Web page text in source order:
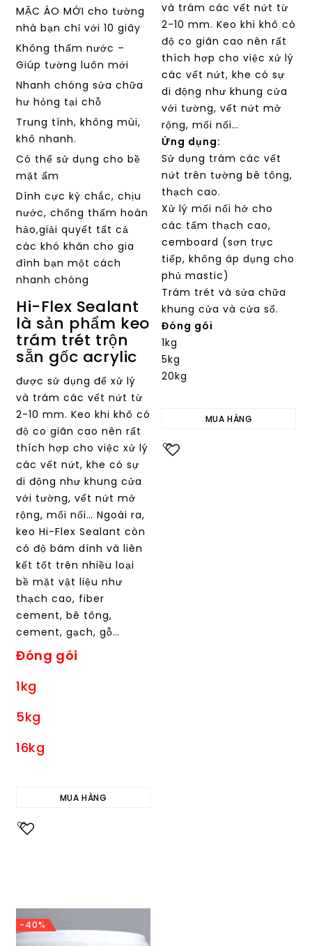
MẶC ÁO MỚI cho tường
nhà bạn chỉ với 10 giây
Không thấm nước –
Giúp tường luôn mới
Nhanh chóng sửa chữa
hư hỏng tại chỗ
Trung tính, không mùi,
khô nhanh.
Có thể sử dụng cho bề
mặt ẩm
Dính cực kỳ chắc, chịu
nước, chống thấm hoàn
hảo,giải quyết tất cả
các khó khăn cho gia
đình bạn một cách
nhanh chóng
Hi-Flex Sealant
là sản phẩm keo
trám trét trộn
sẵn gốc acrylic
được sử dụng để xử lý
và trám các vết nứt từ
2-10 mm. Keo khi khô có
độ co giãn cao nên rất
thích hợp cho việc xử lý
các vết nứt, khe có sự
di động như khung cửa
với tường, vết nứt mở
rộng, mối nối… Ngoài ra,
keo Hi-Flex Sealant còn
có độ bám dính và liên
kết tốt trên nhiều loại
bề mặt vật liệu như
thạch cao, fiber
cement, bê tông,
cement, gạch, gỗ…
Đóng gói
1kg
5kg
16kg
MUA HÀNG
và trám các vết nứt từ
2-10 mm. Keo khi khô có
độ co giãn cao nên rất
thích hợp cho việc xử lý
các vết nứt, khe có sự
di động như khung cửa
với tường, vết nứt mở
rộng, mối nối…
Ứng dụng:
Sử dụng trám các vết
nứt trên tường bê tông,
thạch cao.
Xử lý mối nối hở cho
các tấm thạch cao,
cemboard (sơn trực
tiếp, không áp dụng cho
phủ mastic)
Trám trét và sửa chữa
khung cửa và cửa sổ.
Đóng gói
1kg
5kg
20kg
MUA HÀNG
-40%